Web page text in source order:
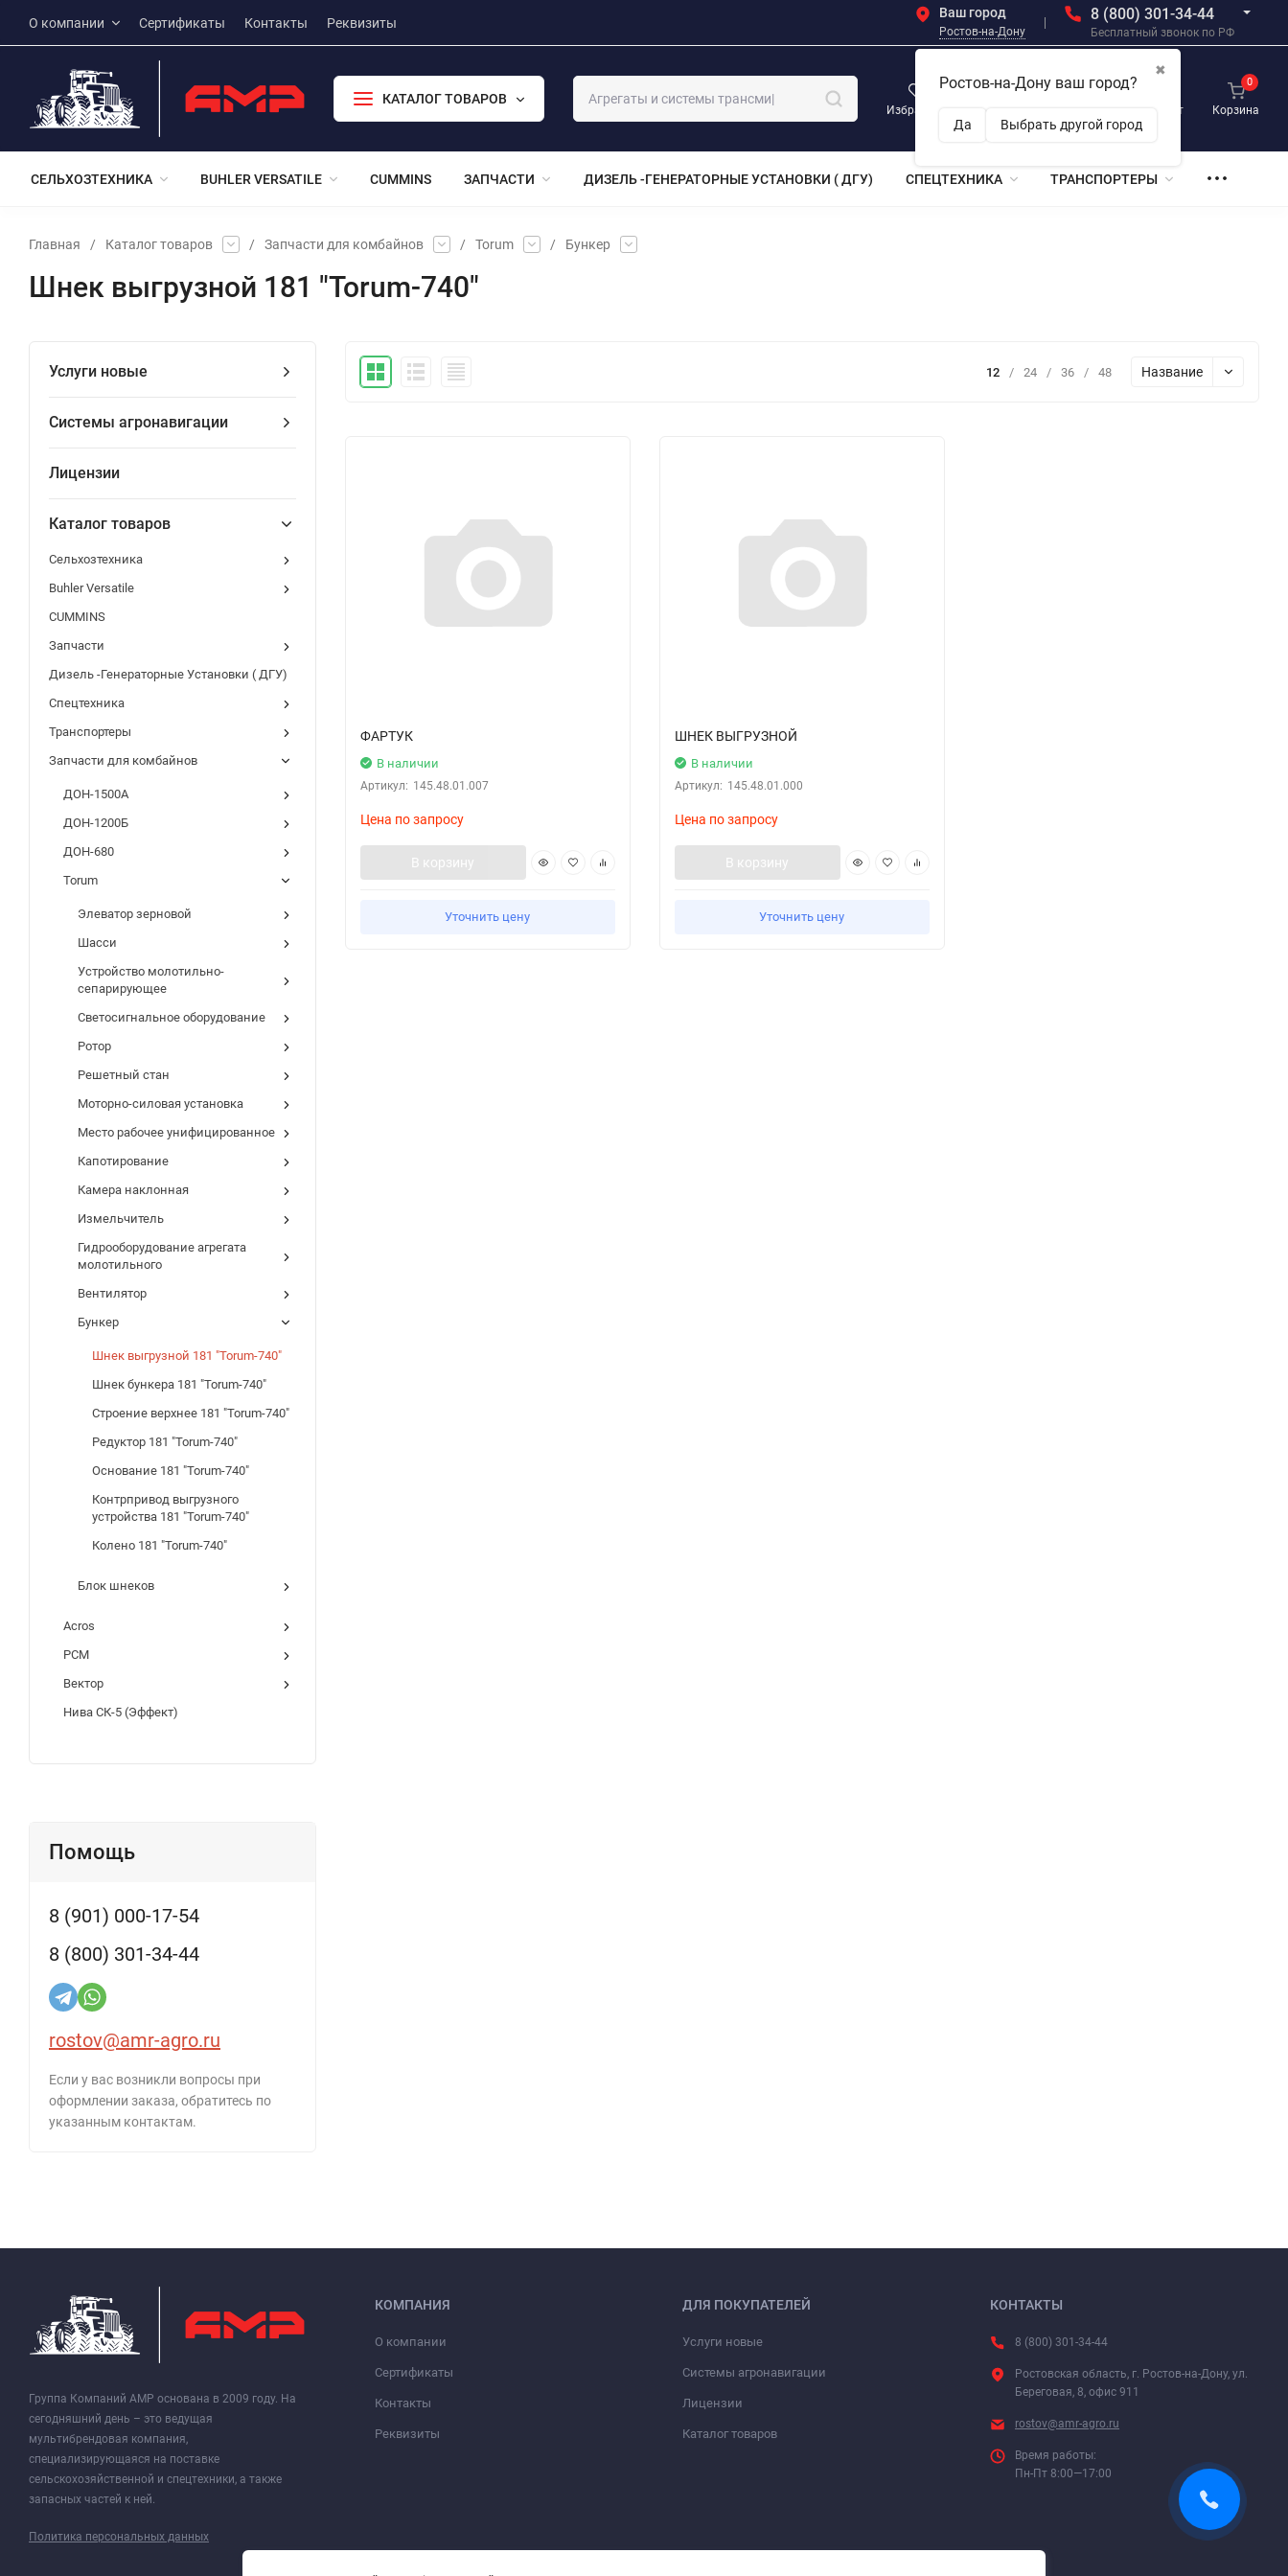
О компании Сертификаты Контакты Реквизиты
Ваш город
Ростов-на-Дону
✖
Ростов-на-Дону ваш город?
Да Выбрать другой город
8 (800) 301-34-44
Бесплатный звонок по РФ
КАТАЛОГ ТОВАРОВ
Избранное
0
Личный кабинет Корзина
0
СЕЛЬХОЗТЕХНИКА BUHLER VERSATILE CUMMINS ЗАПЧАСТИ ДИЗЕЛЬ -ГЕНЕРАТОРНЫЕ УСТАНОВКИ ( ДГУ) СПЕЦТЕХНИКА ТРАНСПОРТЕРЫ
Главная / Каталог товаров / Запчасти для комбайнов / Torum / Бункер
Шнек выгрузной 181 "Torum-740"
Услуги новые
Системы агронавигации
Лицензии
Каталог товаров
Сельхозтехника
Buhler Versatile
CUMMINS
Запчасти
Дизель -Генераторные Установки ( ДГУ)
Спецтехника
Транспортеры
Запчасти для комбайнов
ДОН-1500А
ДОН-1200Б
ДОН-680
Torum
Элеватор зерновой
Шасси
Устройство молотильно-
сепарирующее
Светосигнальное оборудование
Ротор
Решетный стан
Моторно-силовая установка
Место рабочее унифицированное
Капотирование
Камера наклонная
Измельчитель
Гидрооборудование агрегата
молотильного
Вентилятор
Бункер
Шнек выгрузной 181 "Torum-740"
Шнек бункера 181 "Torum-740"
Строение верхнее 181 "Torum-740"
Редуктор 181 "Torum-740"
Основание 181 "Torum-740"
Контрпривод выгрузного
устройства 181 "Torum-740"
Колено 181 "Torum-740"
Блок шнеков
Acros
РСМ
Вектор
Нива СК-5 (Эффект)
Помощь
8 (901) 000-17-54
8 (800) 301-34-44
rostov@amr-agro.ru
Если у вас возникли вопросы при
оформлении заказа, обратитесь по
указанным контактам.
12 / 24 / 36 / 48 Название
ФАРТУК
В наличии
Артикул: 145.48.01.007
Цена по запросу
В корзину
Уточнить цену
ШНЕК ВЫГРУЗНОЙ
В наличии
Артикул: 145.48.01.000
Цена по запросу
В корзину
Уточнить цену
Группа Компаний АМР основана в 2009 году. На
сегодняшний день – это ведущая
мультибрендовая компания,
специализирующаяся на поставке
сельскохозяйственной и спецтехники, а также
запасных частей к ней.
Политика персональных данных
КОМПАНИЯ
О компании
Сертификаты
Контакты
Реквизиты
ДЛЯ ПОКУПАТЕЛЕЙ
Услуги новые
Системы агронавигации
Лицензии
Каталог товаров
КОНТАКТЫ
8 (800) 301-34-44
Ростовская область, г. Ростов-на-Дону, ул.
Береговая, 8, офис 911
rostov@amr-agro.ru
Время работы:
Пн-Пт 8:00—17:00